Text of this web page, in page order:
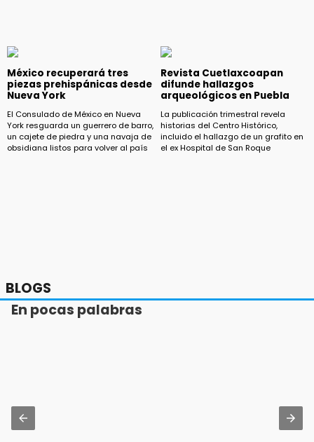
México recuperará tres
piezas prehispánicas desde
Nueva York
El Consulado de México en Nueva
York resguarda un guerrero de barro,
un cajete de piedra y una navaja de
obsidiana listos para volver al país
Revista Cuetlaxcoapan
difunde hallazgos
arqueológicos en Puebla
La publicación trimestral revela
historias del Centro Histórico,
incluido el hallazgo de un grafito en
el ex Hospital de San Roque
BLOGS
En pocas palabras